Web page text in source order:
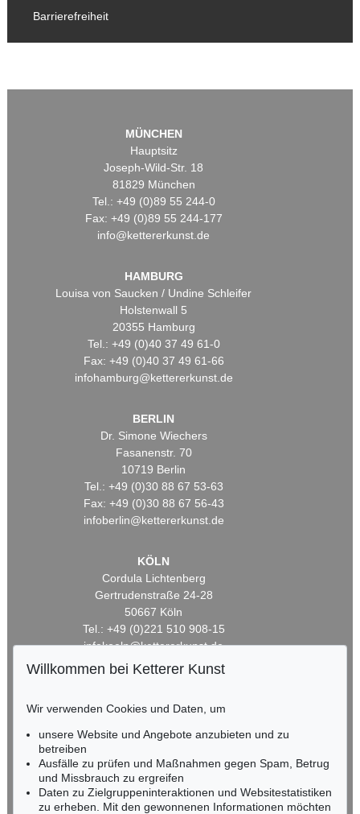
Barrierefreiheit
MÜNCHEN
Hauptsitz
Joseph-Wild-Str. 18
81829 München
Tel.: +49 (0)89 55 244-0
Fax: +49 (0)89 55 244-177
info@kettererkunst.de
HAMBURG
Louisa von Saucken / Undine Schleifer
Holstenwall 5
20355 Hamburg
Tel.: +49 (0)40 37 49 61-0
Fax: +49 (0)40 37 49 61-66
infohamburg@kettererkunst.de
BERLIN
Dr. Simone Wiechers
Fasanenstr. 70
10719 Berlin
Tel.: +49 (0)30 88 67 53-63
Fax: +49 (0)30 88 67 56-43
infoberlin@kettererkunst.de
KÖLN
Cordula Lichtenberg
Gertrudenstraße 24-28
50667 Köln
Tel.: +49 (0)221 510 908-15
infokoeln@kettererkunst.de
HESSEN
Miriam Heß
Tel.: +49 (0)62 21 58 80-038
Fax: +49 (0)62 21 58 80-595
infoheidelberg@kettererkunst.de
Willkommen bei Ketterer Kunst
Wir verwenden Cookies und Daten, um
unsere Website und Angebote anzubieten und zu
betreiben
Ausfälle zu prüfen und Maßnahmen gegen Spam, Betrug
und Missbrauch zu ergreifen
Daten zu Zielgruppeninteraktionen und Websitestatistiken
zu erheben. Mit den gewonnenen Informationen möchten